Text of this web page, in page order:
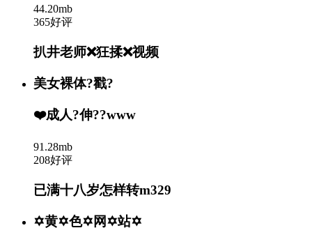
44.20mb
365好评
扒井老师❌狂揉❌视频
美女裸体?戳?
❤️成人?伸??www
91.28mb
208好评
已满十八岁怎样转m329
✡黄✡色✡网✡站✡